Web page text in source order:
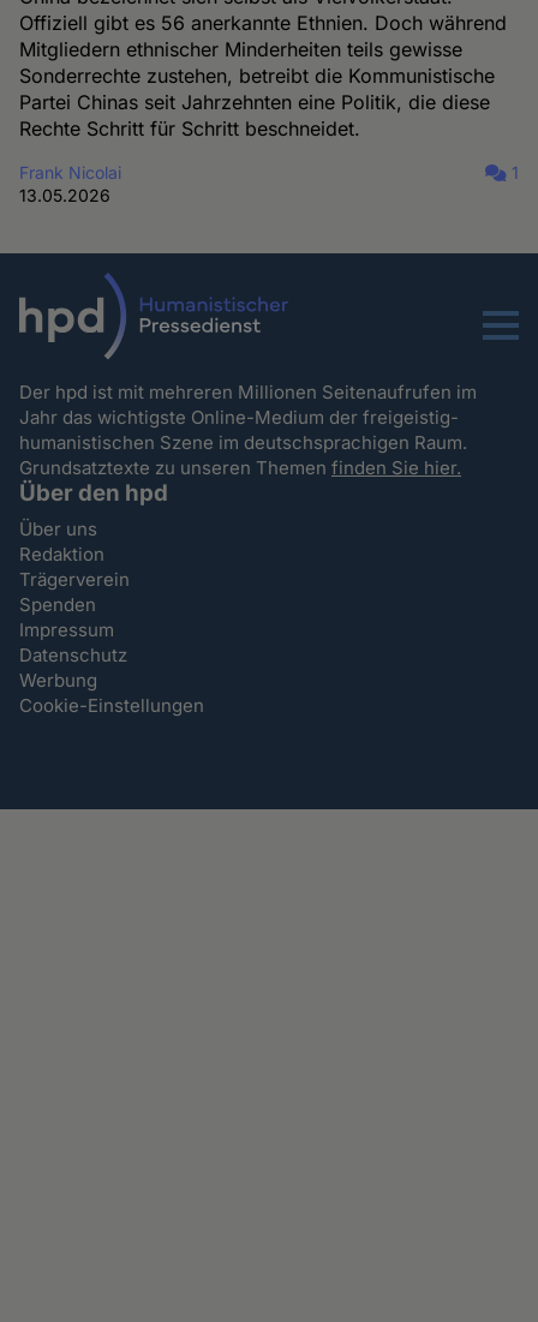
Offiziell gibt es 56 anerkannte Ethnien. Doch während
Mitgliedern ethnischer Minderheiten teils gewisse
Sonderrechte zustehen, betreibt die Kommunistische
Partei Chinas seit Jahrzehnten eine Politik, die diese
Rechte Schritt für Schritt beschneidet.
Frank Nicolai
13.05.2026
1
Menu
Der hpd ist mit mehreren Millionen Seitenaufrufen im
Jahr das wichtigste Online-Medium der freigeistig-
humanistischen Szene im deutschsprachigen Raum.
Grundsatztexte zu unseren Themenfinden Sie hier.
Über den hpd
Über uns
Redaktion
Trägerverein
Spenden
Impressum
Datenschutz
Werbung
Cookie-Einstellungen